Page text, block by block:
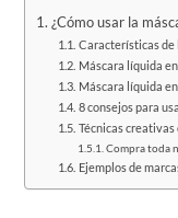
¿Cómo usar la
Características de
Máscara líquida
Máscara líquida
8 consejos para
Técnicas
Compra toda
Ejemplos de